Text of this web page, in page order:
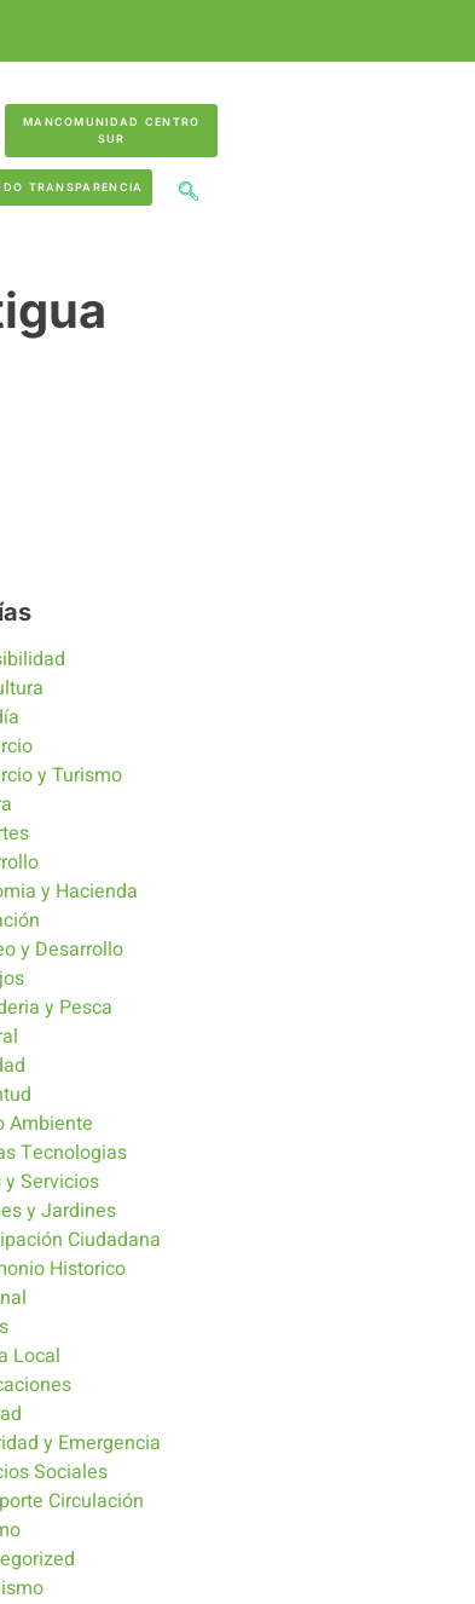
MANCOMUNIDAD CENTRO
SUR
TRANSPARENCIA
y Turismo
y Hacienda
y Desarrollo
y Pesca
Ambiente
Tecnologias
y Servicios
y Jardines
Ciudadana
Historico
Local
y Emergencia
Sociales
Circulación